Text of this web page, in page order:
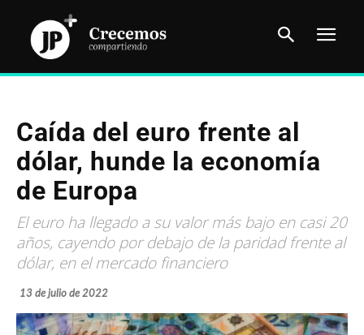
Caída del euro frente al
dólar, hunde la economía
de Europa
El euro ha llegado a su valor más bajo en casi 20
años, cayendo por debajo de la paridad frente al
dólar, en el mercado financiero
13 de julio de 2022